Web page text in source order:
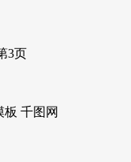
3页
千图网